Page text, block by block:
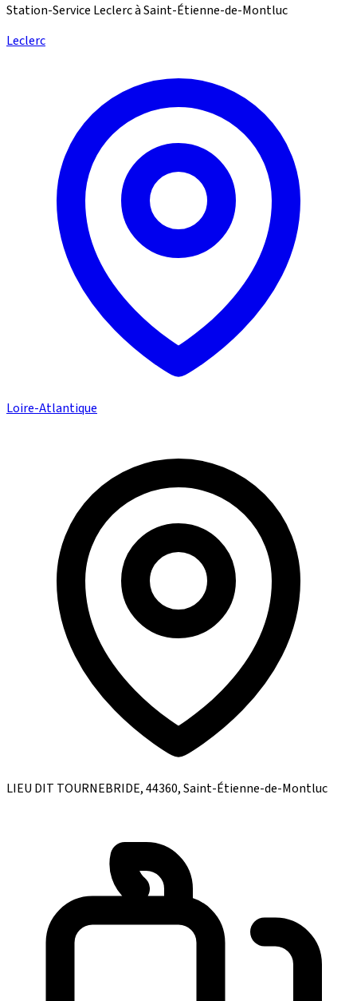
Station-Service Leclerc à Saint-Étienne-de-Montluc
Leclerc
Loire-Atlantique
LIEU DIT TOURNEBRIDE, 44360, Saint-Étienne-de-Montluc